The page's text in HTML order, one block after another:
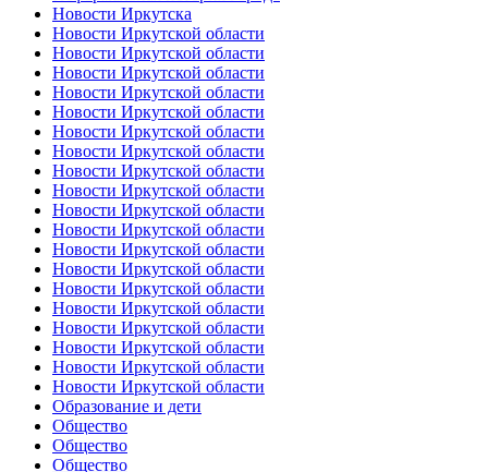
Новости Иркутска
Новости Иркутской области
Новости Иркутской области
Новости Иркутской области
Новости Иркутской области
Новости Иркутской области
Новости Иркутской области
Новости Иркутской области
Новости Иркутской области
Новости Иркутской области
Новости Иркутской области
Новости Иркутской области
Новости Иркутской области
Новости Иркутской области
Новости Иркутской области
Новости Иркутской области
Новости Иркутской области
Новости Иркутской области
Новости Иркутской области
Новости Иркутской области
Образование и дети
Общество
Общество
Общество